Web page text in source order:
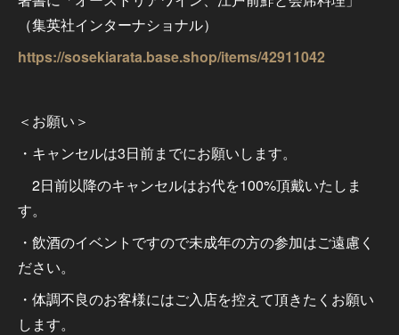
（集英社インターナショナル）
https://sosekiarata.base.shop/items/42911042
＜お願い＞
・キャンセルは3日前までにお願いします。
2日前以降のキャンセルはお代を100%頂戴いたしま
す。
・飲酒のイベントですので未成年の方の参加はご遠慮く
ださい。
・体調不良のお客様にはご入店を控えて頂きたくお願い
します。